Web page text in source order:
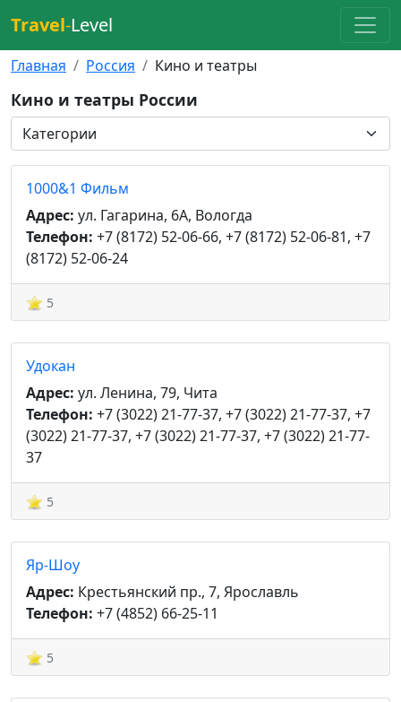
Travel-Level
Главная Россия Кино и театры
Кино и театры России
1000&1 Фильм
Адрес: ул. Гагарина, 6А, Вологда
Телефон: +7 (8172) 52-06-66, +7 (8172) 52-06-81, +7
(8172) 52-06-24
5
Удокан
Адрес: ул. Ленина, 79, Чита
Телефон: +7 (3022) 21-77-37, +7 (3022) 21-77-37, +7
(3022) 21-77-37, +7 (3022) 21-77-37, +7 (3022) 21-77-
37
5
Яр-Шоу
Адрес: Крестьянский пр., 7, Ярославль
Телефон: +7 (4852) 66-25-11
5